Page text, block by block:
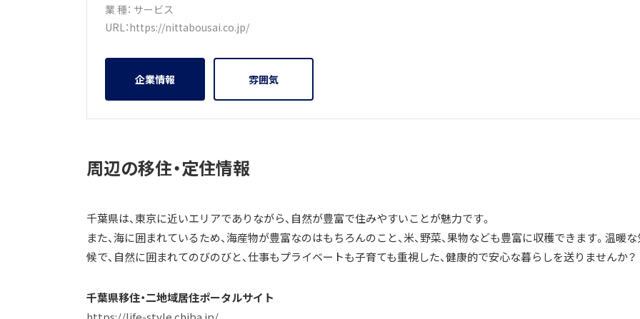
業 種： サービス
URL：https://nittabousai.co.jp/
企業情報 雰囲気
周辺の移住・定住情報
千葉県は、東京に近いエリアでありながら、自然が豊富で住みやすいことが魅力です。
また、海に囲まれているため、海産物が豊富なのはもちろんのこと、米、野菜、果物なども豊富に収穫できます。温暖
候で、自然に囲まれてのびのびと、仕事もプライベートも子育ても重視した、健康的で安心な暮らしを送りませんか？
千葉県移住・二地域居住ポータルサイト